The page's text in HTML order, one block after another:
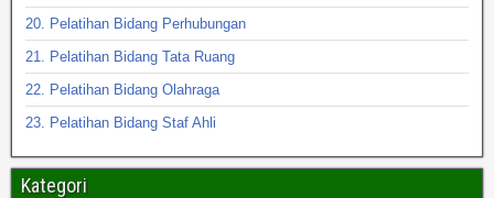
20. Pelatihan Bidang Perhubungan
21. Pelatihan Bidang Tata Ruang
22. Pelatihan Bidang Olahraga
23. Pelatihan Bidang Staf Ahli
Kategori